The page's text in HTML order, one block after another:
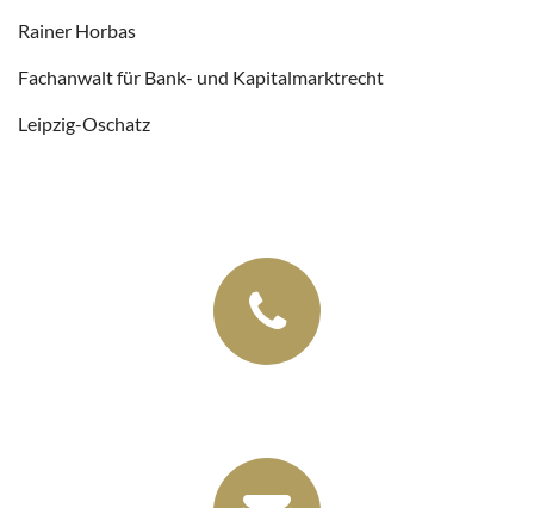
Rainer Horbas
Fachanwalt für Bank- und Kapitalmarktrecht
Leipzig-Oschatz